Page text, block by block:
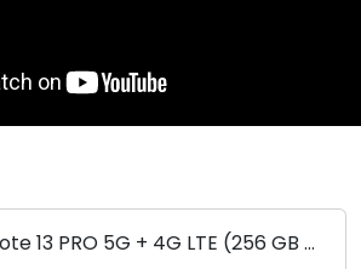
13 PRO 5G + 4G LTE (256 GB +